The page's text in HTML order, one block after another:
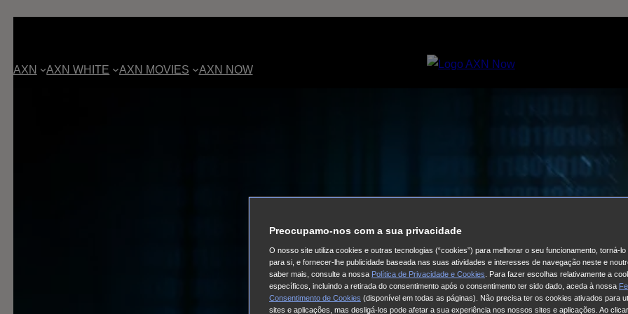
AXN AXN WHITE AXN MOVIES AXN NOW
Preocupamo-nos com a sua privacidade
O nosso site utiliza cookies e outras tecnologias (“cookies”) para melhorar o seu funcionamento, torná-
para si, e fornecer-lhe publicidade baseada nas suas atividades e interesses de navegação neste e
saber mais, consulte a nossa Política de Privacidade e Cookies . Para fazer escolhas relativamente a
específicos, incluindo a retirada do consentimento após o consentimento ter sido dado, aceda à nossa
Consentimento de Cookies (disponível em todas as páginas). Não precisa ter os cookies ativados para
sites e aplicações, mas desligá-los pode afetar a sua experiência nos nossos sites e aplicações. Ao